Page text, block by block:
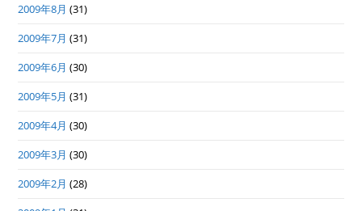
2009年8月 (31)
2009年7月 (31)
2009年6月 (30)
2009年5月 (31)
2009年4月 (30)
2009年3月 (30)
2009年2月 (28)